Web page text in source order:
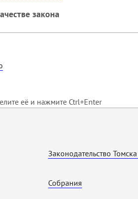
закона
её и нажмите Ctrl+Enter
Законодательство
Собрания